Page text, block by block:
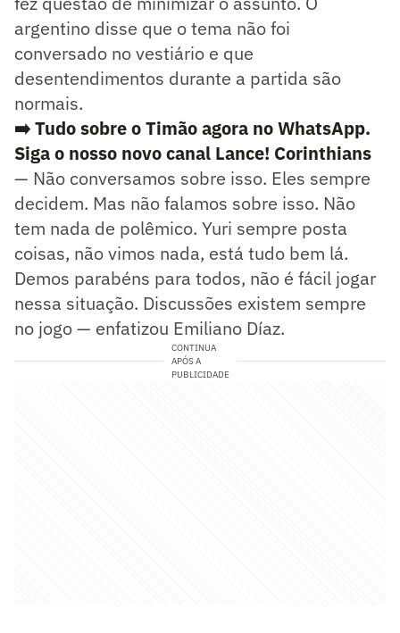
argentino disse que o tema não foi
conversado no vestiário e que
desentendimentos durante a partida são
normais.
➡️ Tudo sobre o Timão agora no WhatsApp.
Siga o nosso novo canal Lance! Corinthians
— Não conversamos sobre isso. Eles sempre
decidem. Mas não falamos sobre isso. Não
tem nada de polêmico. Yuri sempre posta
coisas, não vimos nada, está tudo bem lá.
Demos parabéns para todos, não é fácil jogar
nessa situação. Discussões existem sempre
no jogo — enfatizou Emiliano Díaz.
CONTINUA
APÓS A
PUBLICIDADE